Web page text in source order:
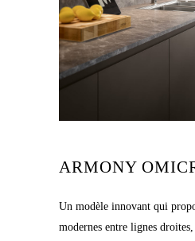
ARMONY
Un modèle innovant qui
modernes entre lignes